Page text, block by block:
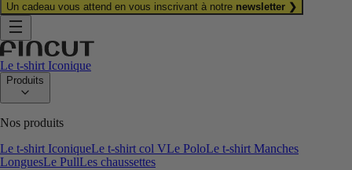
Un cadeau vous attend en vous inscrivant à notre newsletter ❯
Le t-shirt Iconique
Produits
Nos produits
Le t-shirt IconiqueLe t-shirt col VLe PoloLe t-shirt Manches
LonguesLe PullLes chaussettes